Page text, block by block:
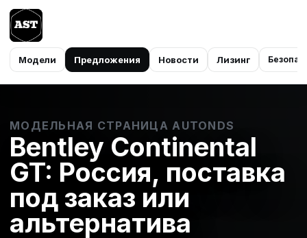
Модели Предложения Новости Лизинг
МОДЕЛЬНАЯ СТРАНИЦА AUTONDS
Bentley Continental
GT: Россия, поставка
под заказ или
альтернатива